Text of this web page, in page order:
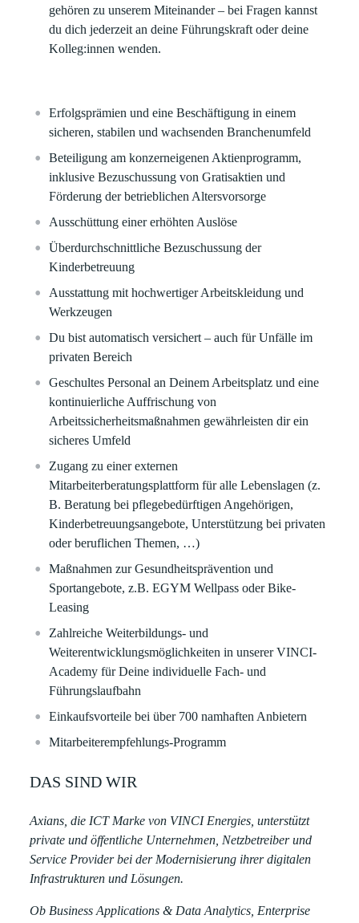
gehören zu unserem Miteinander – bei Fragen kannst
du dich jederzeit an deine Führungskraft oder deine
Kolleg:innen wenden.
Erfolgsprämien und eine Beschäftigung in einem
sicheren, stabilen und wachsenden Branchenumfeld​
Beteiligung am konzerneigenen Aktienprogramm,
inklusive Bezuschussung von Gratisaktien und
Förderung der betrieblichen Altersvorsorge​
Ausschüttung einer erhöhten Auslöse
Überdurchschnittliche Bezuschussung der
Kinderbetreuung​
Ausstattung mit hochwertiger Arbeitskleidung und
Werkzeugen​
Du bist automatisch versichert – auch für Unfälle im
privaten Bereich
Geschultes Personal an Deinem Arbeitsplatz und eine
kontinuierliche Auffrischung von
Arbeitssicherheitsmaßnahmen gewährleisten dir ein
sicheres Umfeld​
Zugang zu einer externen
Mitarbeiterberatungsplattform für alle Lebenslagen (z.
B. Beratung bei pflegebedürftigen Angehörigen,
Kinderbetreuungsangebote, Unterstützung bei privaten
oder beruflichen Themen, …)
Maßnahmen zur Gesundheitsprävention und
Sportangebote, z.B. EGYM Wellpass oder Bike-
Leasing​
Zahlreiche Weiterbildungs- und
Weiterentwicklungsmöglichkeiten in unserer VINCI-
Academy für Deine individuelle Fach- und
Führungslaufbahn​​
Einkaufsvorteile bei über 700 namhaften Anbietern​​
Mitarbeiterempfehlungs-Programm ​
DAS SIND WIR
Axians, die ICT Marke von VINCI Energies, unterstützt
private und öffentliche Unternehmen, Netzbetreiber und
Service Provider bei der Modernisierung ihrer digitalen
Infrastrukturen und Lösungen.
Ob Business Applications & Data Analytics, Enterprise